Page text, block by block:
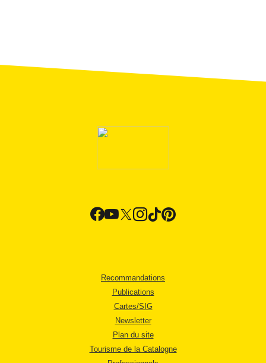
Recommandations
Publications
Cartes/SIG
Newsletter
Plan du site
Tourisme de la Catalogne